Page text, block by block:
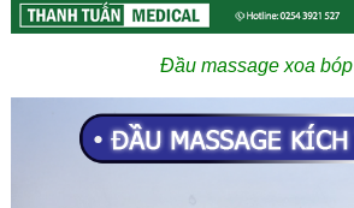
Đầu massage xoa bóp